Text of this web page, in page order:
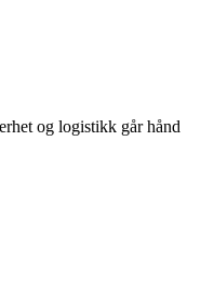
og logistikk går hånd